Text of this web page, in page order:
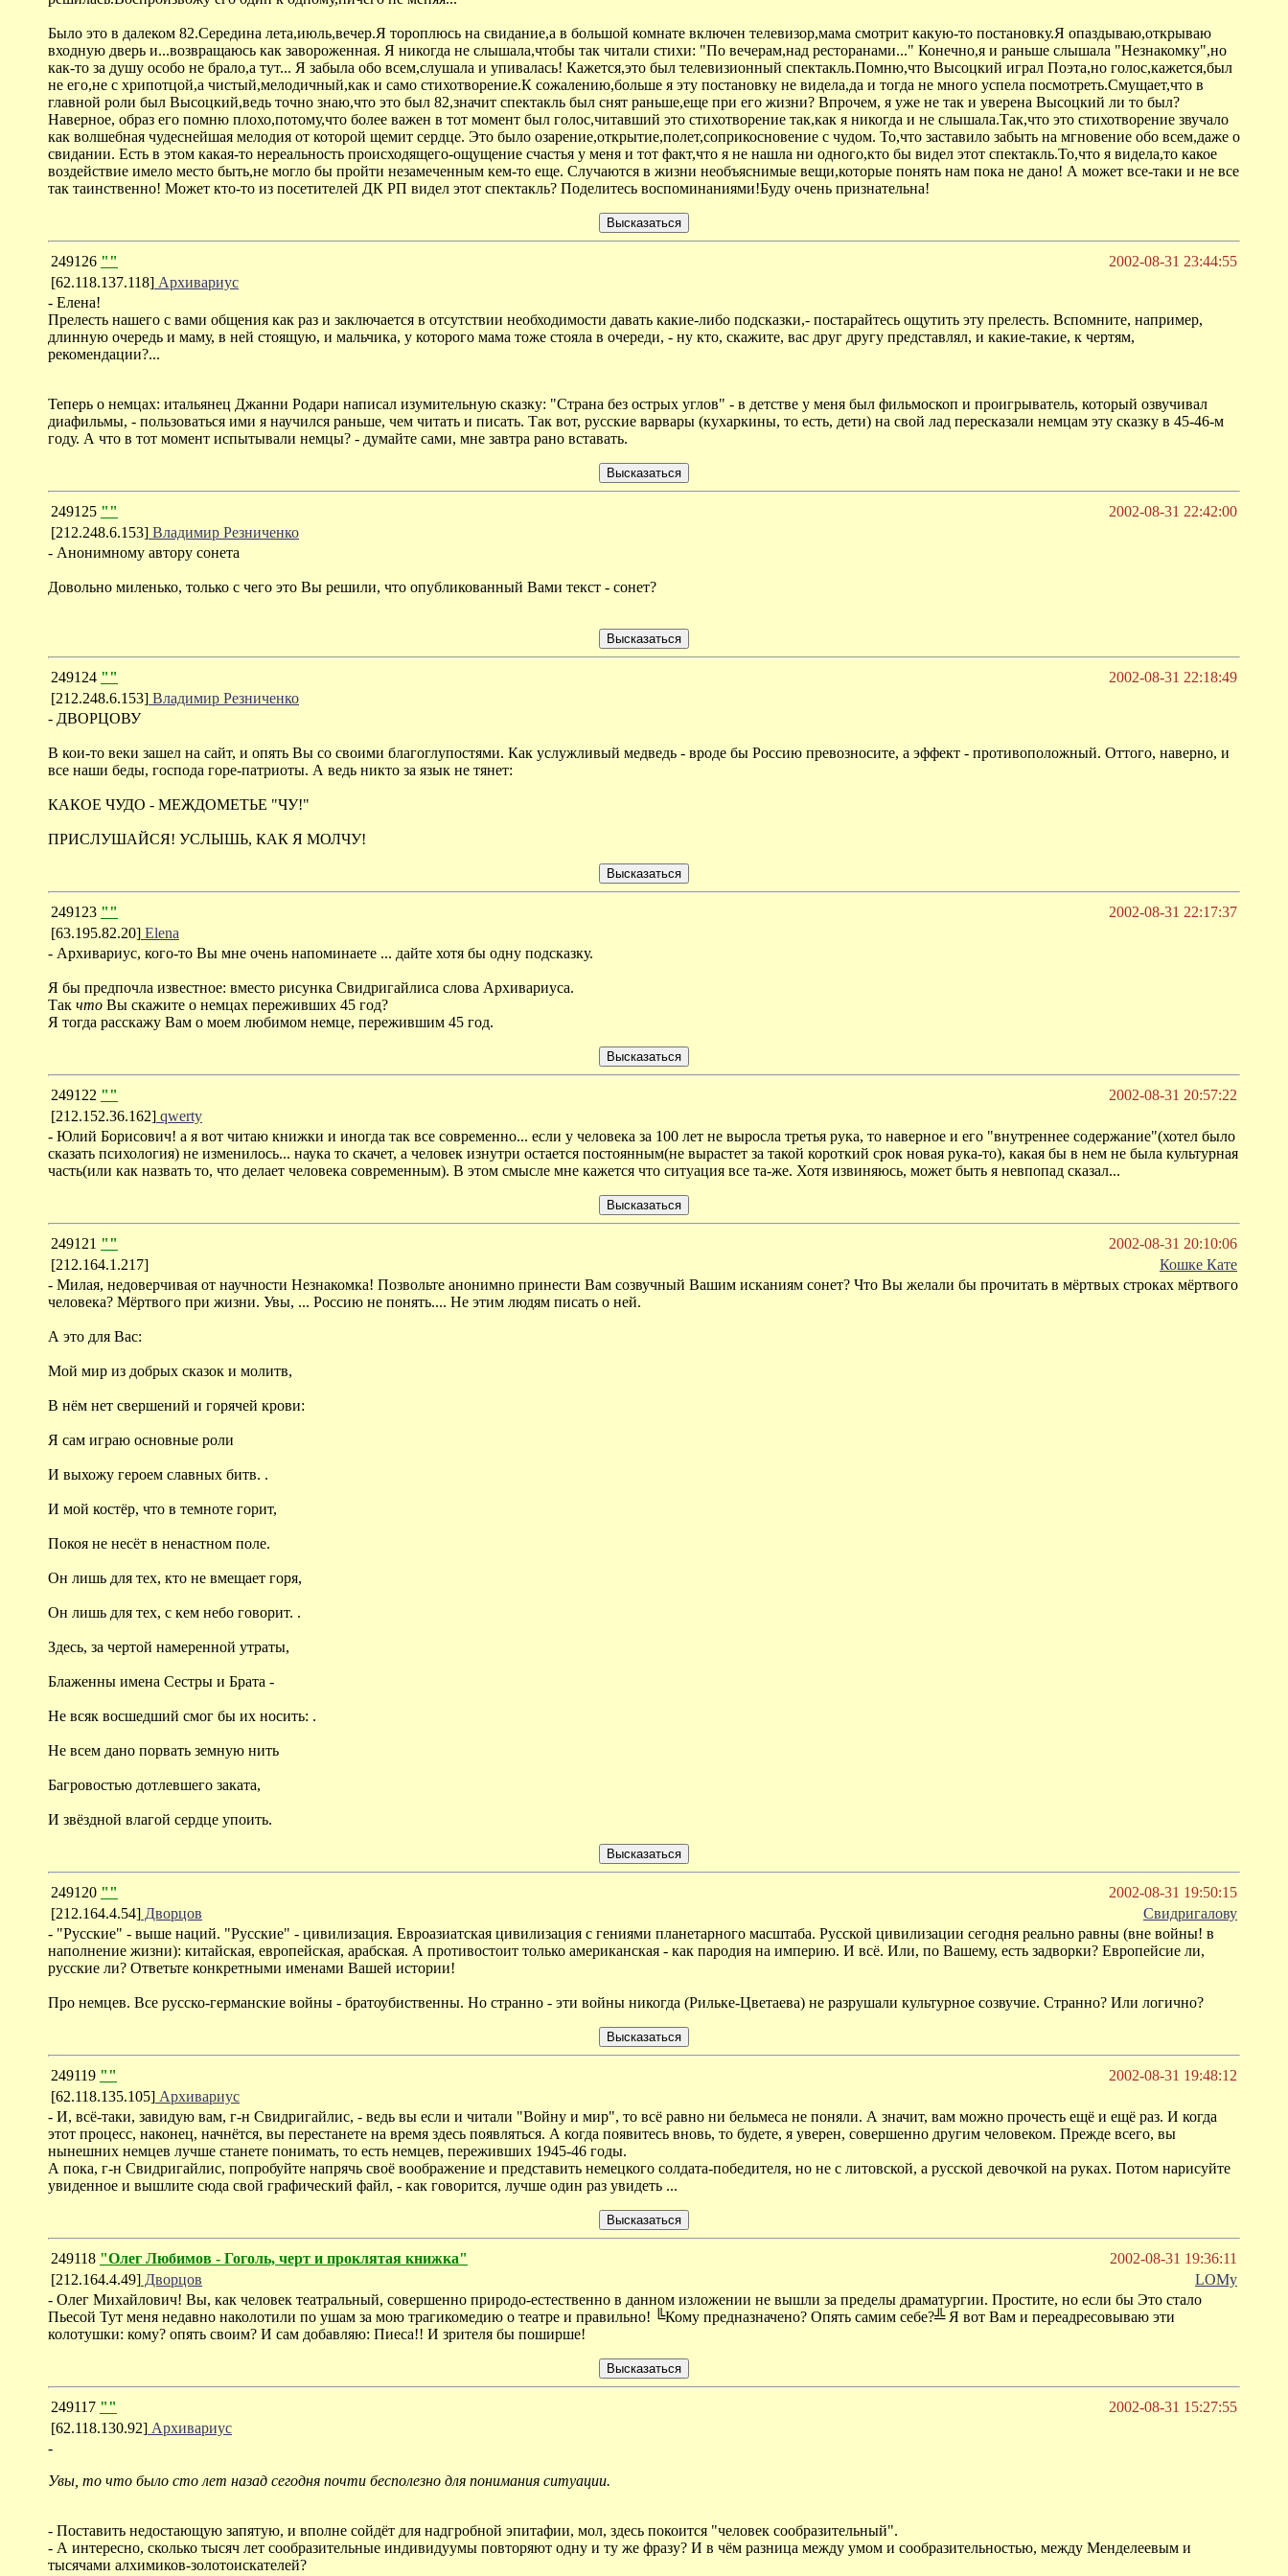
Было это в далеком 82.Середина лета,июль,вечер.Я тороплюсь на свидание,а в большой комнате включен телевизор,мама смотрит какую-то постановку.Я опаздываю,открываю
входную дверь и...возвращаюсь как завороженная. Я никогда не слышала,чтобы так читали стихи: "По вечерам,над ресторанами..." Конечно,я и раньше слышала "Незнакомку",но
как-то за душу особо не брало,а тут... Я забыла обо всем,слушала и упивалась! Кажется,это был телевизионный спектакль.Помню,что Высоцкий играл Поэта,но голос,кажется,был
не его,не с хрипотцой,а чистый,мелодичный,как и само стихотворение.К сожалению,больше я эту постановку не видела,да и тогда не много успела посмотреть.Смущает,что в
главной роли был Высоцкий,ведь точно знаю,что это был 82,значит спектакль был снят раньше,еще при его жизни? Впрочем, я уже не так и уверена Высоцкий ли то был?
Наверное, образ его помню плохо,потому,что более важен в тот момент был голос,читавший это стихотворение так,как я никогда и не слышала.Так,что это стихотворение звучало
как волшебная чудеснейшая мелодия от которой щемит сердце. Это было озарение,открытие,полет,соприкосновение с чудом. То,что заставило забыть на мгновение обо всем,даже о
свидании. Есть в этом какая-то нереальность происходящего-ощущение счастья у меня и тот факт,что я не нашла ни одного,кто бы видел этот спектакль.То,что я видела,то какое
воздействие имело место быть,не могло бы пройти незамеченным кем-то еще. Случаются в жизни необъяснимые вещи,которые понять нам пока не дано! А может все-таки и не все
так таинственно! Может кто-то из посетителей ДК РП видел этот спектакль? Поделитесь воспоминаниями!Буду очень признательна!
249126 ""
2002-08-31 23:44:55
[62.118.137.118] Архивариус
- Елена!
Прелесть нашего с вами общения как раз и заключается в отсутствии необходимости давать какие-либо подсказки,- постарайтесь ощутить эту прелесть. Вспомните, например,
длинную очередь и маму, в ней стоящую, и мальчика, у которого мама тоже стояла в очереди, - ну кто, скажите, вас друг другу представлял, и какие-такие, к чертям,
рекомендации?...
Теперь о немцах: итальянец Джанни Родари написал изумительную сказку: "Страна без острых углов" - в детстве у меня был фильмоскоп и проигрыватель, который озвучивал
диафильмы, - пользоваться ими я научился раньше, чем читать и писать. Так вот, русские варвары (кухаркины, то есть, дети) на свой лад пересказали немцам эту сказку в 45-46-м
году. А что в тот момент испытывали немцы? - думайте сами, мне завтра рано вставать.
249125 ""
2002-08-31 22:42:00
[212.248.6.153] Владимир Резниченко
- Анонимному автору сонета
Довольно миленько, только с чего это Вы решили, что опубликованный Вами текст - сонет?
249124 ""
2002-08-31 22:18:49
[212.248.6.153] Владимир Резниченко
- ДВОРЦОВУ
В кои-то веки зашел на сайт, и опять Вы со своими благоглупостями. Как услужливый медведь - вроде бы Россию превозносите, а эффект - противоположный. Оттого, наверно, и
все наши беды, господа горе-патриоты. А ведь никто за язык не тянет:
КАКОЕ ЧУДО - МЕЖДОМЕТЬЕ "ЧУ!"
ПРИСЛУШАЙСЯ! УСЛЫШЬ, КАК Я МОЛЧУ!
249123 ""
2002-08-31 22:17:37
[63.195.82.20] Elena
- Архивариус, кого-то Вы мне очень напоминаете ... дайте хотя бы одну подсказку.
Я бы предпочла известное: вместо рисунка Свидригайлиса слова Архивариуса.
Так что Вы скажите о немцах переживших 45 год?
Я тогда расскажу Вам о моем любимом немце, пережившим 45 год.
249122 ""
2002-08-31 20:57:22
[212.152.36.162] qwerty
- Юлий Борисович! а я вот читаю книжки и иногда так все современно... если у человека за 100 лет не выросла третья рука, то наверное и его "внутреннее содержание"(хотел было
сказать психология) не изменилось... наука то скачет, а человек изнутри остается постоянным(не вырастет за такой короткий срок новая рука-то), какая бы в нем не была культурная
часть(или как назвать то, что делает человека современным). В этом смысле мне кажется что ситуация все та-же. Хотя извиняюсь, может быть я невпопад сказал...
249121 ""
2002-08-31 20:10:06
[212.164.1.217]
Кошке Кате
- Милая, недоверчивая от научности Незнакомка! Позвольте анонимно принести Вам созвучный Вашим исканиям сонет? Что Вы желали бы прочитать в мёртвых строках мёртвого
человека? Мёртвого при жизни. Увы, ... Россию не понять.... Не этим людям писать о ней.
А это для Вас:
Мой мир из добрых сказок и молитв,
В нём нет свершений и горячей крови:
Я сам играю основные роли
И выхожу героем славных битв. .
И мой костёр, что в темноте горит,
Покоя не несёт в ненастном поле.
Он лишь для тех, кто не вмещает горя,
Он лишь для тех, с кем небо говорит. .
Здесь, за чертой намеренной утраты,
Блаженны имена Сестры и Брата -
Не всяк восшедший смог бы их носить: .
Не всем дано порвать земную нить
Багровостью дотлевшего заката,
И звёздной влагой сердце упоить.
249120 ""
2002-08-31 19:50:15
[212.164.4.54] Дворцов
Свидригалову
- "Русские" - выше наций. "Русские" - цивилизация. Евроазиатская цивилизация с гениями планетарного масштаба. Русской цивилизации сегодня реально равны (вне войны! в
наполнение жизни): китайская, европейская, арабская. А противостоит только американская - как пародия на империю. И всё. Или, по Вашему, есть задворки? Европейсие ли,
русские ли? Ответьте конкретными именами Вашей истории!
Про немцев. Все русско-германские войны - братоубиственны. Но странно - эти войны никогда (Рильке-Цветаева) не разрушали культурное созвучие. Странно? Или логично?
249119 ""
2002-08-31 19:48:12
[62.118.135.105] Архивариус
- И, всё-таки, завидую вам, г-н Свидригайлис, - ведь вы если и читали "Войну и мир", то всё равно ни бельмеса не поняли. А значит, вам можно прочесть ещё и ещё раз. И когда
этот процесс, наконец, начнётся, вы перестанете на время здесь появляться. А когда появитесь вновь, то будете, я уверен, совершенно другим человеком. Прежде всего, вы
нынешних немцев лучше станете понимать, то есть немцев, переживших 1945-46 годы.
А пока, г-н Свидригайлис, попробуйте напрячь своё воображение и представить немецкого солдата-победителя, но не с литовской, а русской девочкой на руках. Потом нарисуйте
увиденное и вышлите сюда свой графический файл, - как говорится, лучше один раз увидеть ...
249118 "Олег Любимов - Гоголь, черт и проклятая книжка"
2002-08-31 19:36:11
[212.164.4.49] Дворцов
LOMу
- Олег Михайлович! Вы, как человек театральный, совершенно природо-естественно в данном изложении не вышли за пределы драматургии. Простите, но если бы Это стало
Пьесой Тут меня недавно наколотили по ушам за мою трагикомедию о театре и правильно! ╚Кому предназначено? Опять самим себе?╩ Я вот Вам и переадресовываю эти
колотушки: кому? опять своим? И сам добавляю: Пиеса!! И зрителя бы поширше!
249117 ""
2002-08-31 15:27:55
[62.118.130.92] Архивариус
-
Увы, то что было сто лет назад сегодня почти бесполезно для понимания ситуации.
- Поставить недостающую запятую, и вполне сойдёт для надгробной эпитафии, мол, здесь покоится "человек сообразительный".
- А интересно, сколько тысяч лет сообразительные индивидуумы повторяют одну и ту же фразу? И в чём разница между умом и сообразительностью, между Менделеевым и
тысячами алхимиков-золотоискателей?